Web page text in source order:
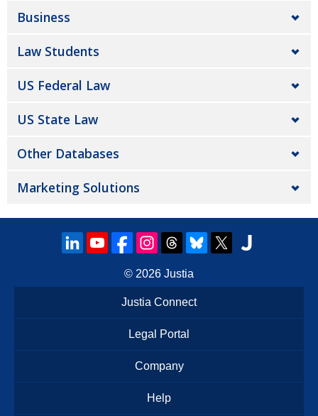
Business
Law Students
US Federal Law
US State Law
Other Databases
Marketing Solutions
© 2026 Justia
Justia Connect
Legal Portal
Company
Help